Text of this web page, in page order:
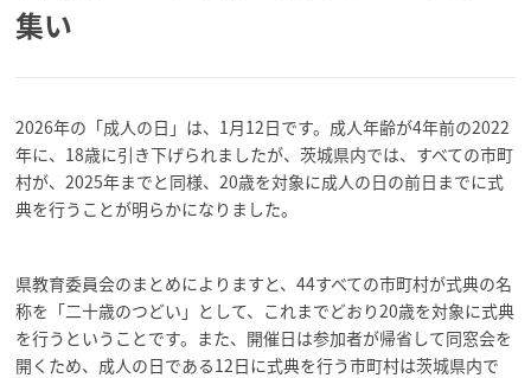
集い
2026年の「成人の日」は、1月12日です。成人年齢が4年前の2022
年に、18歳に引き下げられましたが、茨城県内では、すべての市町
村が、2025年までと同様、20歳を対象に成人の日の前日までに式
典を行うことが明らかになりました。
県教育委員会のまとめによりますと、44すべての市町村が式典の名
称を「二十歳のつどい」として、これまでどおり20歳を対象に式典
を行うということです。また、開催日は参加者が帰省して同窓会を
開くため、成人の日である12日に式典を行う市町村は茨城県内で